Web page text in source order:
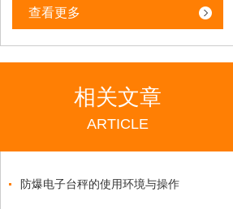
查看更多
相关文章
ARTICLE
防爆电子台秤的使用环境与操作